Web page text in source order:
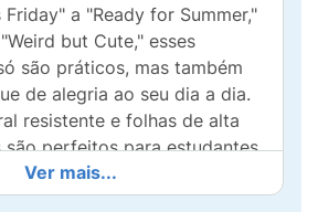
a "Ready for Summer,"
but Cute," esses
são práticos, mas também
de alegria ao seu dia a dia.
resistente e folhas de alta
são perfeitos para estudantes,
de papelaria que
funcionalidade. Leve um
Ver mais...